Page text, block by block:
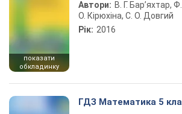
показати
обкладинку
Автори: В. Г. Бар’яхтар,
О. Кірюхіна, С. О. Довгий
Рік: 2016
ГДЗ Математика 5